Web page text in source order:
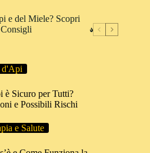
e del Miele? Scopri
d'Api
è Sicuro per Tutti?
e Possibili Rischi
e Salute